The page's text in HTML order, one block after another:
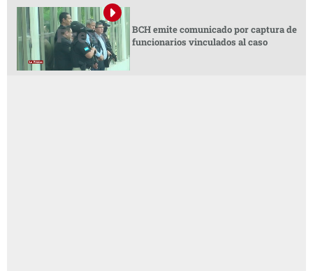
BCH emite comunicado por captura de
funcionarios vinculados al caso